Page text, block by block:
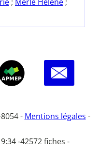
- Mentions légales -
-42572 fiches -